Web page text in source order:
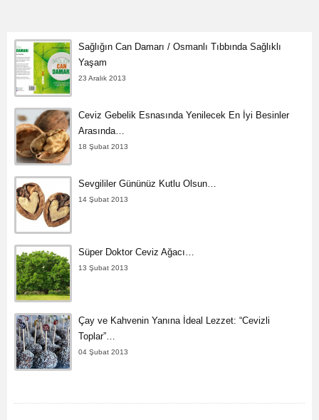
Sağlığın Can Damarı / Osmanlı Tıbbında Sağlıklı
Yaşam
23 Aralık 2013
Ceviz Gebelik Esnasında Yenilecek En İyi Besinler
Arasında…
18 Şubat 2013
Sevgililer Gününüz Kutlu Olsun…
14 Şubat 2013
Süper Doktor Ceviz Ağacı…
13 Şubat 2013
Çay ve Kahvenin Yanına İdeal Lezzet: “Cevizli
Toplar”…
04 Şubat 2013